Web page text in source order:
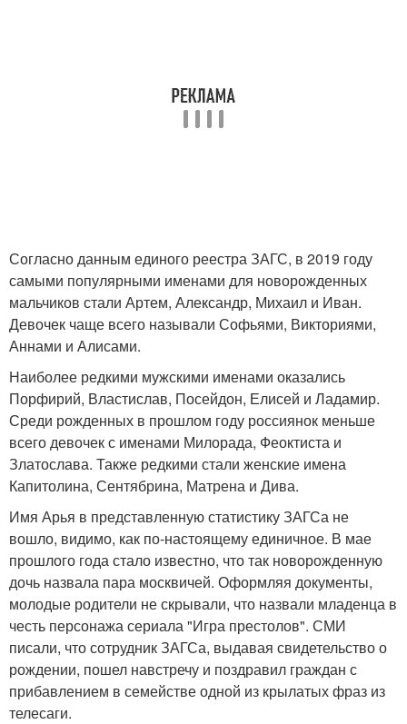
Согласно данным единого реестра ЗАГС, в 2019 году
самыми популярными именами для новорожденных
мальчиков стали Артем, Александр, Михаил и Иван.
Девочек чаще всего называли Софьями, Викториями,
Аннами и Алисами.
Наиболее редкими мужскими именами оказались
Порфирий, Властислав, Посейдон, Елисей и Ладамир.
Среди рожденных в прошлом году россиянок меньше
всего девочек с именами Милорада, Феоктиста и
Златослава. Также редкими стали женские имена
Капитолина, Сентябрина, Матрена и Дива.
Имя Арья в представленную статистику ЗАГСа не
вошло, видимо, как по-настоящему единичное. В мае
прошлого года стало известно, что так новорожденную
дочь назвала пара москвичей. Оформляя документы,
молодые родители не скрывали, что назвали младенца в
честь персонажа сериала "Игра престолов". СМИ
писали, что сотрудник ЗАГСа, выдавая свидетельство о
рождении, пошел навстречу и поздравил граждан с
прибавлением в семействе одной из крылатых фраз из
телесаги.